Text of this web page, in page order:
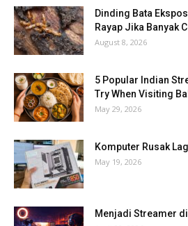
Dinding Bata
Rayap Jika Banyak
August 8, 2026
5 Popular Indian
Try When Visiting
May 29, 2026
Komputer Rusak
May 19, 2026
Menjadi Streamer